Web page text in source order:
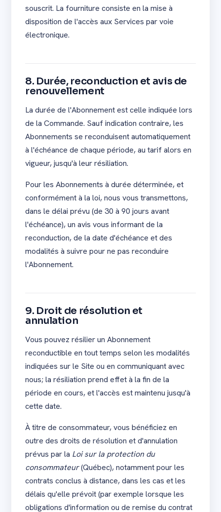
souscrit. La fourniture consiste en la mise à
disposition de l'accès aux Services par voie
électronique.
8. Durée, reconduction et avis de
renouvellement
La durée de l'Abonnement est celle indiquée lors
de la Commande. Sauf indication contraire, les
Abonnements se reconduisent automatiquement
à l'échéance de chaque période, au tarif alors en
vigueur, jusqu'à leur résiliation.
Pour les Abonnements à durée déterminée, et
conformément à la loi, nous vous transmettons,
dans le délai prévu (de 30 à 90 jours avant
l'échéance), un avis vous informant de la
reconduction, de la date d'échéance et des
modalités à suivre pour ne pas reconduire
l'Abonnement.
9. Droit de résolution et
annulation
Vous pouvez résilier un Abonnement
reconductible en tout temps selon les modalités
indiquées sur le Site ou en communiquant avec
nous; la résiliation prend effet à la fin de la
période en cours, et l'accès est maintenu jusqu'à
cette date.
À titre de consommateur, vous bénéficiez en
outre des droits de résolution et d'annulation
prévus par la Loi sur la protection du
consommateur(Québec), notamment pour les
contrats conclus à distance, dans les cas et les
délais qu'elle prévoit (par exemple lorsque les
obligations d'information ou de remise du contrat